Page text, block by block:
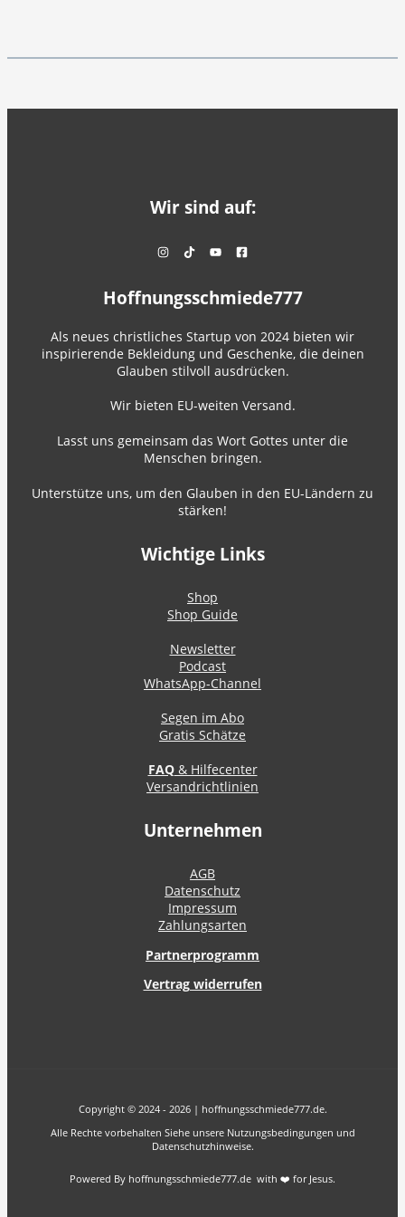
Wir sind auf:
Hoffnungsschmiede777
Als neues christliches Startup von 2024 bieten wir
inspirierende Bekleidung und Geschenke, die deinen
Glauben stilvoll ausdrücken.
Wir bieten EU-weiten Versand.
Lasst uns gemeinsam das Wort Gottes unter die
Menschen bringen.
Unterstütze uns, um den Glauben in den EU-Ländern zu
stärken!
Wichtige Links
Shop
Shop Guide
Newsletter
Podcast
WhatsApp-Channel
Segen im Abo
Gratis Schätze
FAQ& Hilfecenter
Versandrichtlinien
Unternehmen
AGB
Datenschutz
Impressum
Zahlungsarten
Partnerprogramm
Vertrag widerrufen
Copyright © 2024 - 2026 | hoffnungsschmiede777.de.
Alle Rechte vorbehalten Siehe unsere Nutzungsbedingungen und
Datenschutzhinweise.
Powered By hoffnungsschmiede777.de with ❤️ for Jesus.